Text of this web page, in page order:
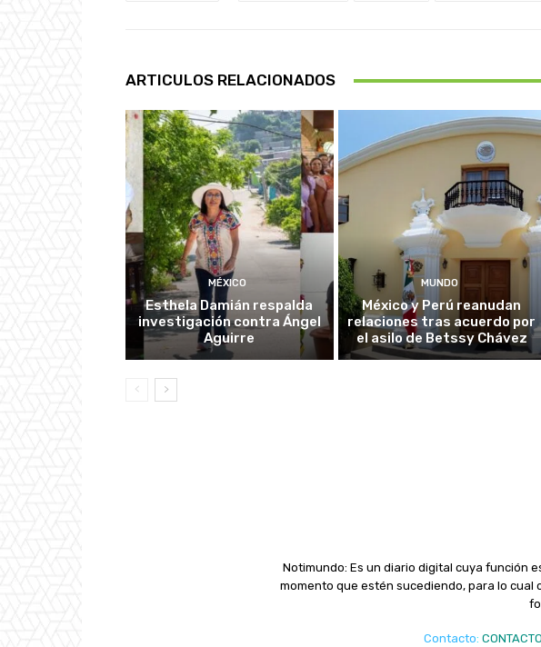
ARTICULOS RELACIONADOS
MÉXICO
Esthela Damián respalda
investigación contra Ángel
Aguirre
MUNDO
México y Perú reanudan
relaciones tras acuerdo por
el asilo de Betssy Chávez
Notimundo: Es un diario digital cuya función
momento que estén sucediendo, para lo
Contacto: